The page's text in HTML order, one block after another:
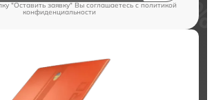
"Оставить заявку" Вы соглашаетесь cполитикой
конфиденциальности